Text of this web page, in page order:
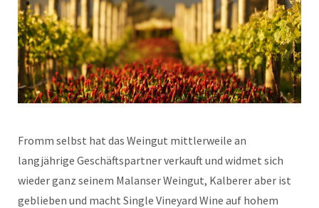
Fromm selbst hat das Weingut mittlerweile an
langjährige Geschäftspartner verkauft und widmet sich
wieder ganz seinem Malanser Weingut, Kalberer aber ist
geblieben und macht Single Vineyard Wine auf hohem